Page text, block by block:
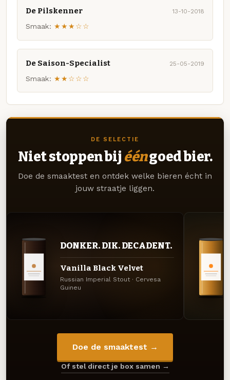
De Pilskenner 13-10-2018
Smaak: ★★★☆☆
De Saison-Specialist 25-05-2019
Smaak: ★★☆☆☆
DE SELECTIE
Niet stoppen bij ééngoed bier.
Doe de smaaktest en ontdek welke bieren écht in
jouw straatje liggen.
DONKER. DIK. DECADENT.
Vanilla Black Velvet
Russian Imperial Stout · Cervesa
Guineu
Doe de smaaktest →
Of stel direct je box samen →